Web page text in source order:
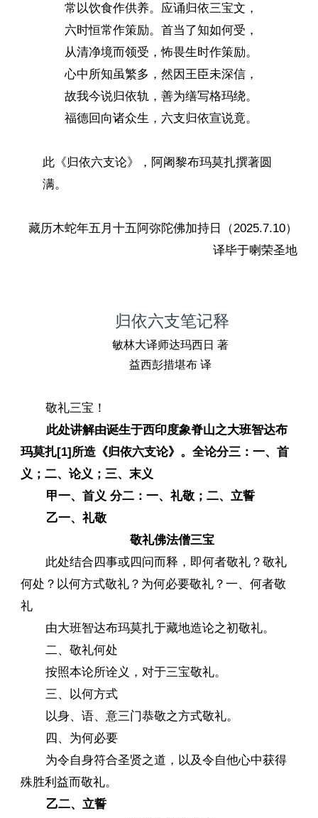
常以饮食作供养。应诵归依三宝文，
六时恒常作策励。首当了知如何受，
从清净境而领受，怖畏生时作策励。
心中所知虽繁多，然因王臣未深信，
故我今说归依轨，善为缮写格玛绕。
福德回向诸众生，六支归依宣说竟。
此《归依六支论》，阿阇黎布玛莫扎撰著圆
满。
藏历木蛇年五月十五阿弥陀佛加持日（2025.7.10）
译毕于喇荣圣地
归依六支笔记释
敏林大译师达玛西日 著
益西彭措堪布 译
敬礼三宝！
此处讲解由诞生于西印度象脊山之大班智达布
玛莫扎[1]所造《归依六支论》。全论分三：一、首
义；二、论义；三、末义
甲一、首义 分二：一、礼敬；二、立誓
乙一、礼敬
敬礼佛法僧三宝
此处结合四事或四问而释，即何者敬礼？敬礼
何处？以何方式敬礼？为何必要敬礼？一、何者敬
礼
由大班智达布玛莫扎于藏地造论之初敬礼。
二、敬礼何处
按照本论所诠义，对于三宝敬礼。
三、以何方式
以身、语、意三门恭敬之方式敬礼。
四、为何必要
为令自身符合圣贤之道，以及令自他心中获得
殊胜利益而敬礼。
乙二、立誓